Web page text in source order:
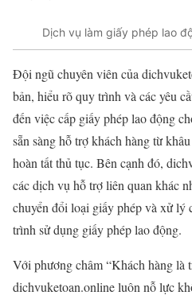
Dịch vụ làm giấy phép lao
Đội ngũ chuyên viên của
bản, hiểu rõ quy trình và các yêu
đến việc cấp giấy phép lao động
sẵn sàng hỗ trợ khách hàng từ
hoàn tất thủ tục. Bên cạnh đó,
các dịch vụ hỗ trợ liên quan khác
chuyển đổi loại giấy phép và xử lý
trình sử dụng giấy phép lao động.
Với phương châm “Khách hàng là
dichvuketoan.online luôn nỗ lực